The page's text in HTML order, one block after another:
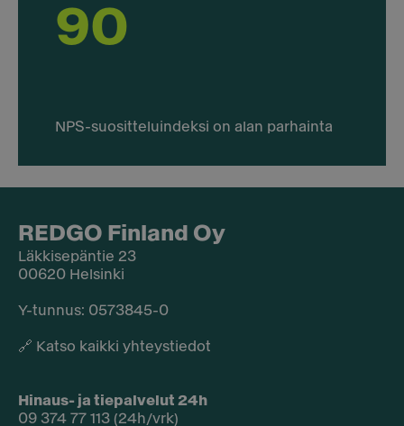
90
NPS-suositteluindeksi on alan parhainta
REDGO Finland Oy
Läkkisepäntie 23
00620 Helsinki
Y-tunnus: 0573845-0​
🔗 Katso kaikki yhteystiedot
Hinaus- ja tiepalvelut 24h
09 374 77 113 (24h/vrk)